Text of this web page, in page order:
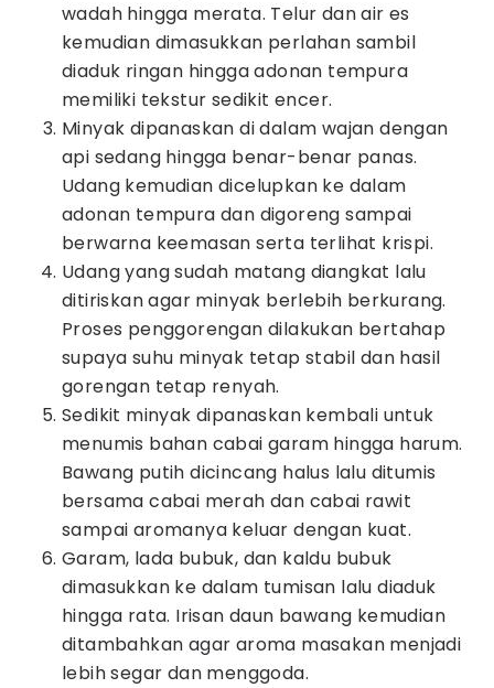
wadah hingga merata. Telur dan air es
kemudian dimasukkan perlahan sambil
diaduk ringan hingga adonan tempura
memiliki tekstur sedikit encer.
Minyak dipanaskan di dalam wajan dengan
api sedang hingga benar-benar panas.
Udang kemudian dicelupkan ke dalam
adonan tempura dan digoreng sampai
berwarna keemasan serta terlihat krispi.
Udang yang sudah matang diangkat lalu
ditiriskan agar minyak berlebih berkurang.
Proses penggorengan dilakukan bertahap
supaya suhu minyak tetap stabil dan hasil
gorengan tetap renyah.
Sedikit minyak dipanaskan kembali untuk
menumis bahan cabai garam hingga harum.
Bawang putih dicincang halus lalu ditumis
bersama cabai merah dan cabai rawit
sampai aromanya keluar dengan kuat.
Garam, lada bubuk, dan kaldu bubuk
dimasukkan ke dalam tumisan lalu diaduk
hingga rata. Irisan daun bawang kemudian
ditambahkan agar aroma masakan menjadi
lebih segar dan menggoda.